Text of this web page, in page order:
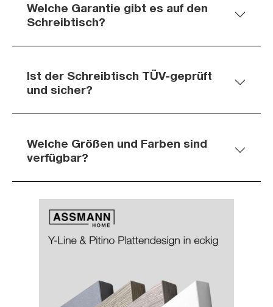
Welche Garantie gibt es auf den
Schreibtisch?
Ist der Schreibtisch TÜV-geprüft
und sicher?
Welche Größen und Farben sind
verfügbar?